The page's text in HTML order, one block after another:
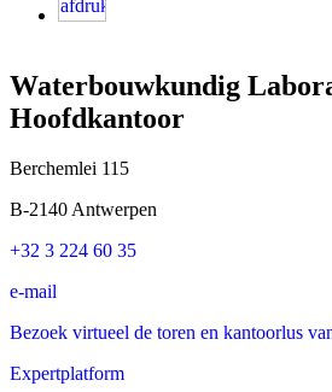
Waterbouwkundig
Hoofdkantoor
Berchemlei 115
B-2140 Antwerpen
+32 3 224 60 35
e-mail
Bezoek virtueel de toren en kantoorlus
Expertplatform